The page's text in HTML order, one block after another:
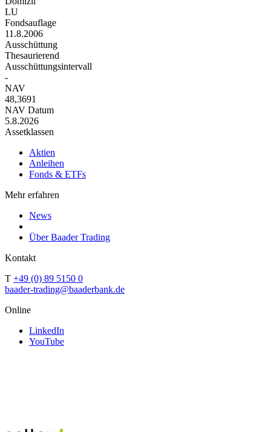
LU
Fondsauflage
11.8.2006
Ausschüttung
Thesaurierend
Ausschüttungsintervall
-
NAV
48,3691
NAV Datum
5.8.2026
Assetklassen
Aktien
Anleihen
Fonds & ETFs
Mehr erfahren
News
Über Baader Trading
Kontakt
T +49 (0) 89 5150 0
baader-trading@baaderbank.de
Online
LinkedIn
YouTube